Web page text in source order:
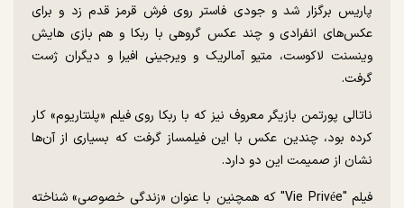
پاریس برگزار شد و جودی فاستر روی فرش قرمز قدم زد و برای
عکس‌های انفرادی و چند عکس گروهی با ربکا و هم بازی هایش
وینسنت لاکوست، متیو آمالریک و ویرجینی افیرا و دیگران ژست
گرفت.
ناتالی پورتمن بازیگر معروف نیز که با ربکا روی فیلم «پلنتاریوم» کار
کرده بود، چندین عکس با این فیلمساز گرفت که بسیاری از آن‌ها
نشان از صمیمت این دو دارد.
فیلم "Vie Privée" که همچنین با عنوان «زندگی خصوصی» شناخته